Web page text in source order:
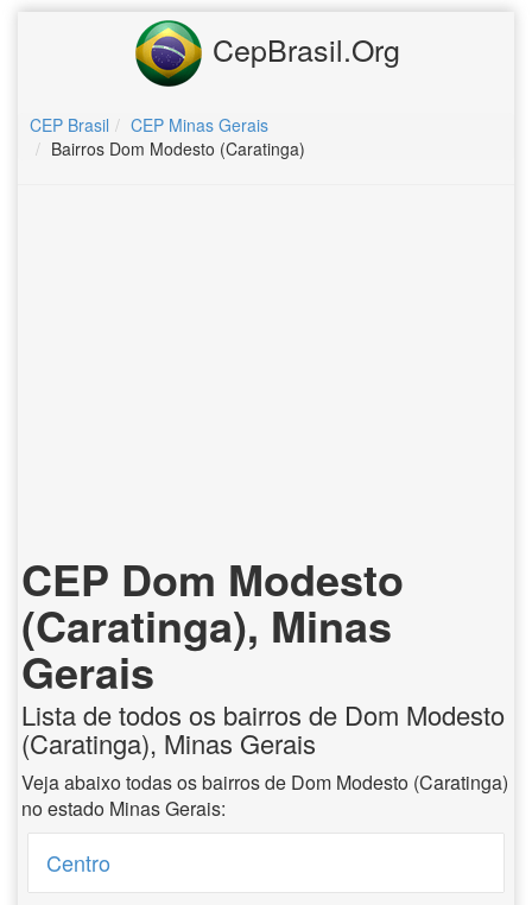
CepBrasil.Org
CEP Brasil
CEP Minas Gerais
Bairros Dom Modesto (Caratinga)
CEP Dom Modesto
(Caratinga), Minas
Gerais
Lista de todos os bairros de Dom Modesto
(Caratinga), Minas Gerais
Veja abaixo todas os bairros de Dom Modesto (Caratinga)
no estado Minas Gerais:
Centro